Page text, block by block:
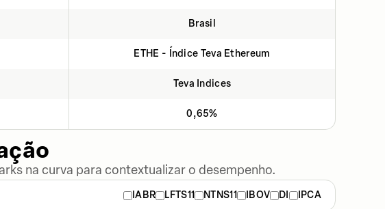
Brasil
ETHE - Índice Teva Ethereum
Teva Indices
0,65%
na curva para contextualizar o desempenho.
IABR LFTS11 NTNS11 IBOV DI
IPCA